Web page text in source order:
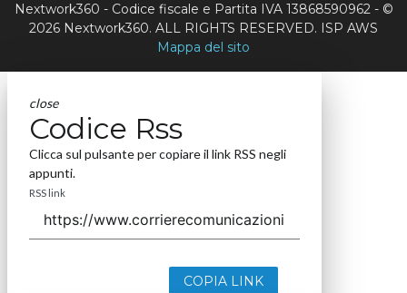
Nextwork360 - Codice fiscale e Partita IVA 13868590962 - ©
2026 Nextwork360. ALL RIGHTS RESERVED. ISP AWS
Mappa del sito
close
Codice Rss
Clicca sul pulsante per copiare il link RSS negli
appunti.
RSS link
COPIA LINK